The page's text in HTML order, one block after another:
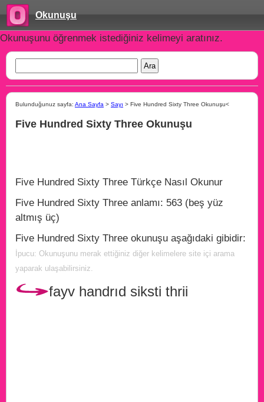
Okunuşu
Okunuşunu öğrenmek istediğiniz kelimeyi aratınız.
Bulunduğunuz sayfa: Ana Sayfa > Sayı > Five Hundred Sixty Three Okunuşu<
Five Hundred Sixty Three Okunuşu
Five Hundred Sixty Three Türkçe Nasıl Okunur
Five Hundred Sixty Three anlamı: 563 (beş yüz
altmış üç)
Five Hundred Sixty Three okunuşu aşağıdaki gibidir:
İpucu: Okunuşunu merak ettiğiniz diğer kelimelere site içi arama
yaparak ulaşabilirsiniz.
fayv handrıd siksti thrii